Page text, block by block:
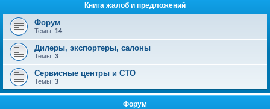
Книга жалоб и предложений
Форум
Темы: 14
Дилеры, экспортеры, салоны
Темы: 3
Сервисные центры и СТО
Темы: 3
Форум